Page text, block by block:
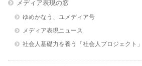
メディア表現の窓
ゆめかなう、ユメディア号
メディア表現ニュース
社会人基礎力を養う「社会人プロジェクト」